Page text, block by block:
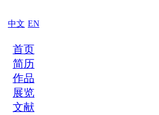
中文 EN
首页
简历
作品
展览
文献